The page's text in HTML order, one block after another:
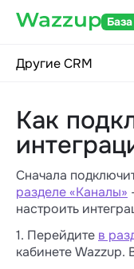
Другие CRM
Как
Сначала
разделе «Каналы»
настроить
1. Перейдите в
кабинете Wazzup.